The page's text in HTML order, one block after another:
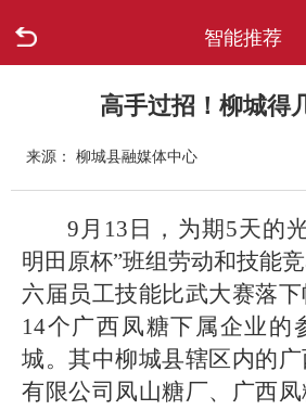
智能推荐
新闻中心
政府信息公开
网上办事
互动回应
数据专题
高手过招！柳城得
来源： 柳城县融媒体中心
9月13日，为期5天的
明田原杯”班组劳动和技能
六届员工技能比武大赛落
14个广西凤糖下属企业的
城。其中柳城县辖区内的
有限公司凤山糖厂、广西